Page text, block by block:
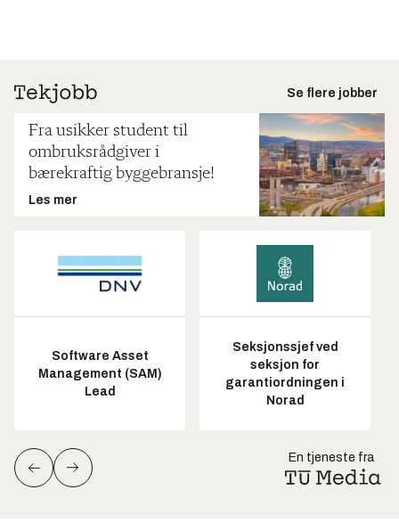
Se flere jobber
Fra usikker student til
ombruksrådgiver i
bærekraftig byggebransje!
Les mer
Software Asset
Management (SAM)
Lead
Seksjonssjef ved
seksjon for
garantiordningen i
Norad
En tjeneste fra